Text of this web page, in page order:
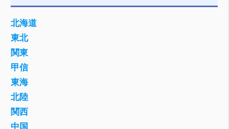
北海道
東北
関東
甲信
東海
北陸
関西
中国